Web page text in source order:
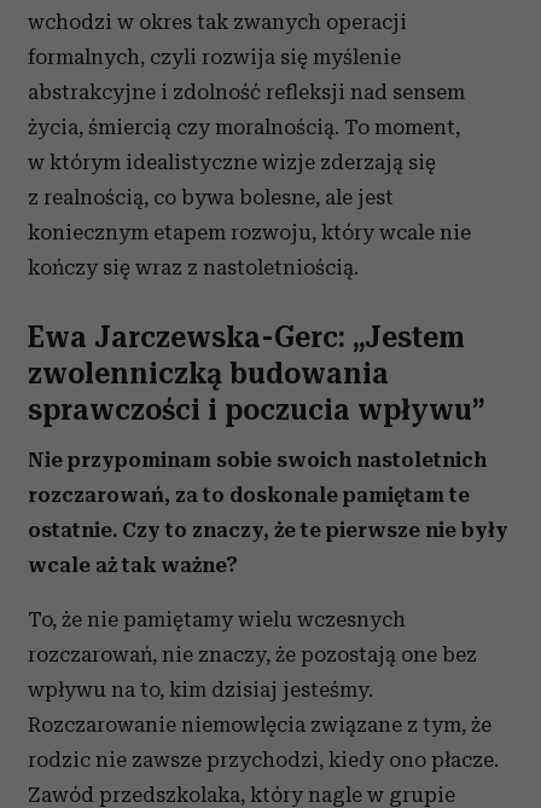
wchodzi w okres tak zwanych operacji
formalnych, czyli rozwija się myślenie
abstrakcyjne i zdolność refleksji nad sensem
życia, śmiercią czy moralnością. To moment,
w którym idealistyczne wizje zderzają się
z realnością, co bywa bolesne, ale jest
koniecznym etapem rozwoju, który wcale nie
kończy się wraz z nastoletniością.
Ewa Jarczewska-Gerc: „Jestem
zwolenniczką budowania
sprawczości i poczucia wpływu”
Nie przypominam sobie swoich nastoletnich
rozczarowań, za to doskonale pamiętam te
ostatnie. Czy to znaczy, że te pierwsze nie były
wcale aż tak ważne?
To, że nie pamiętamy wielu wczesnych
rozczarowań, nie znaczy, że pozostają one bez
wpływu na to, kim dzisiaj jesteśmy.
Rozczarowanie niemowlęcia związane z tym, że
rodzic nie zawsze przychodzi, kiedy ono płacze.
Zawód przedszkolaka, który nagle w grupie